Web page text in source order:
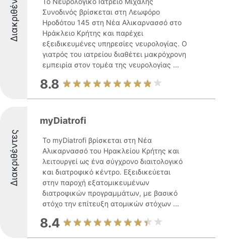
Διακριθέντες
Συνοδινός βρίσκεται στη Λεωφόρο
Ηροδότου 145 στη Νέα Αλικαρνασσό στο
Ηράκλειο Κρήτης και παρέχει
εξειδικευμένες υπηρεσίες νευρολογίας. Ο
γιατρός του ιατρείου διαθέτει μακρόχρονη
εμπειρία στον τομέα της νευρολογίας ...
8.8
Διακριθέντες
myDiatrofi
Το myDiatrofi βρίσκεται στη Νέα
Αλικαρνασσό του Ηρακλείου Κρήτης και
λειτουργεί ως ένα σύγχρονο διαιτολογικό
και διατροφικό κέντρο. Εξειδικεύεται
στην παροχή εξατομικευμένων
διατροφικών προγραμμάτων, με βασικό
στόχο την επίτευξη ατομικών στόχων ...
8.4